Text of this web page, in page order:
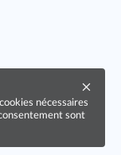
nécessaires
sont